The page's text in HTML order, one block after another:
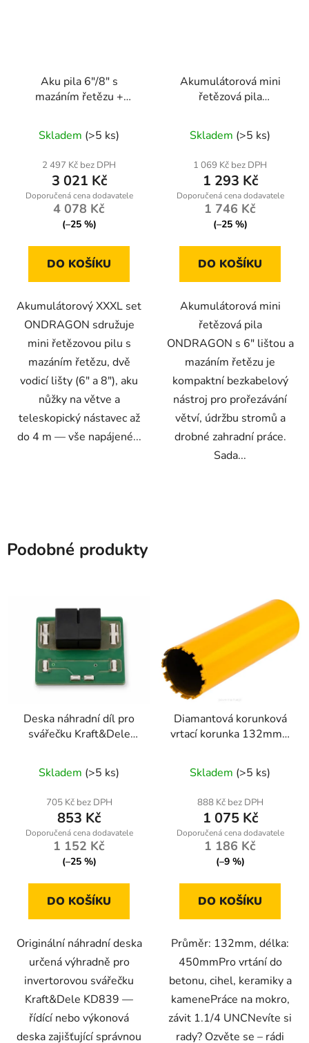
Aku pila 6″/8″ s
mazáním řetězu +
2× BIG Akku 5 Ah
(XXXL set)
ONDRAGON
hodnocení
produktu
je
4,8
z
hvězdiček.
Skladem (>5 ks)
2 497 Kč bez DPH
3 021 Kč
4 078 Kč
(–25 %)
DO KOŠÍKU
Akumulátorový XXXL set
ONDRAGON sdružuje
mini řetězovou pilu s
mazáním řetězu, dvě
vodicí lišty (6″ a 8″), aku
nůžky na větve a
teleskopický nástavec až
do 4 m — vše napájené...
Akumulátorová mini
řetězová pila
mazáním řetězu | 2×
36V baterie
hodnocení
produktu
je
4,7
z
hvězdiček.
Skladem (>5 ks)
1 069 Kč bez DPH
1 293 Kč
1 746 Kč
(–25 %)
DO KOŠÍKU
Akumulátorová mini
řetězová pila
ONDRAGON s 6" lištou a
mazáním řetězu je
kompaktní bezkabelový
nástroj pro prořezávání
větví, údržbu stromů a
drobné zahradní práce.
Sada...
Podobné produkty
Deska náhradní díl pro
svářečku Kraft&Dele
Skladem (>5 ks)
705 Kč bez DPH
853 Kč
1 152 Kč
(–25 %)
DO KOŠÍKU
Originální náhradní deska
určená výhradně pro
invertorovou svářečku
Kraft&Dele KD839 —
řídící nebo výkonová
deska zajišťující správnou
Diamantová korunková
vrtací korunka 132mm x
Skladem (>5 ks)
888 Kč bez DPH
1 075 Kč
1 186 Kč
(–9 %)
DO KOŠÍKU
Průměr: 132mm, délka:
450mmPro vrtání do
betonu, cihel, keramiky a
kamenePráce na mokro,
závit 1.1/4 UNCNevíte si
rady? Ozvěte se – rádi